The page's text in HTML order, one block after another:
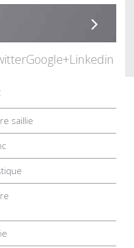
Google+Linkedin
saillie